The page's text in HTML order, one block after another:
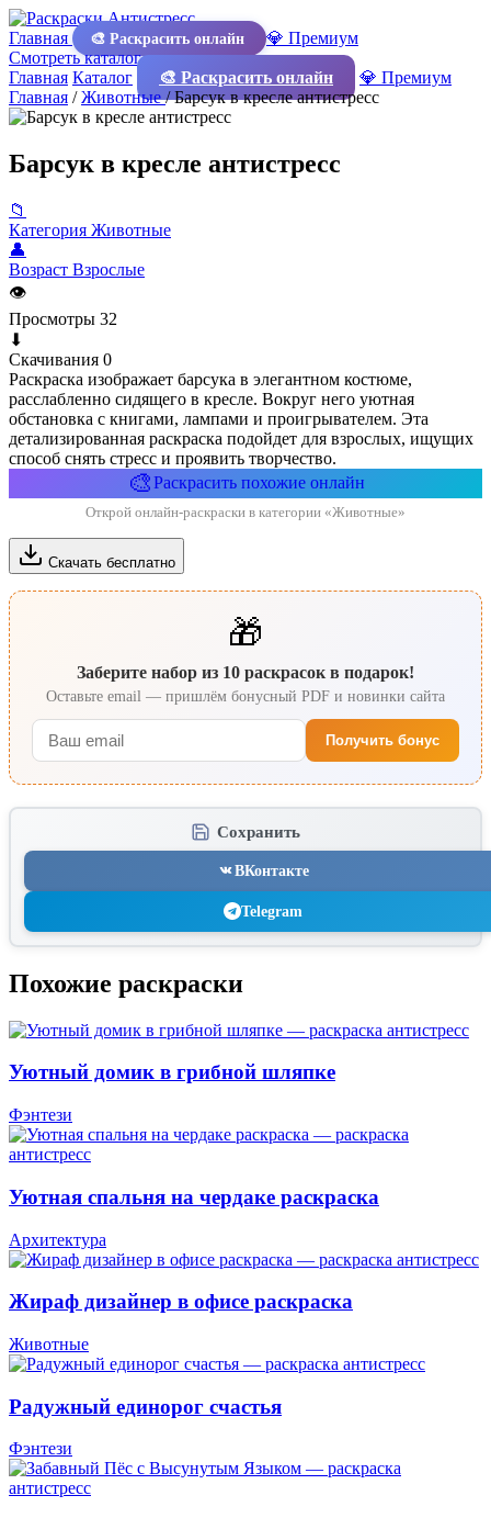
Главная 🎨 Раскрасить онлайн
💎 Премиум
Смотреть каталог
Главная Каталог 🎨 Раскрасить онлайн
💎 Премиум
Главная /Животные/Барсук в кресле антистресс
Барсук в кресле антистресс
📁
Категория Животные
👤
Возраст Взрослые
👁
Просмотры 32
⬇
Скачивания 0
Раскраска изображает барсука в элегантном костюме,
расслабленно сидящего в кресле. Вокруг него уютная
обстановка с книгами, лампами и проигрывателем. Эта
детализированная раскраска подойдет для взрослых, ищущих
способ снять стресс и проявить творчество.
🎨Раскрасить похожие онлайн
Открой онлайн-раскраски в категории «Животные»
Скачать бесплатно
🎁
Заберите набор из 10 раскрасок в подарок!
Оставьте email — пришлём бонусный PDF и новинки сайта
Получить бонус
Сохранить
ВКонтакте
Telegram
Похожие раскраски
Уютный домик в грибной шляпке
Фэнтези
Уютная спальня на чердаке раскраска
Архитектура
Жираф дизайнер в офисе раскраска
Животные
Радужный единорог счастья
Фэнтези